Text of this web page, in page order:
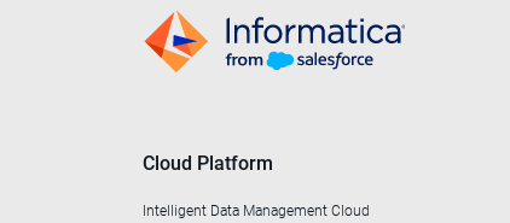
Cloud Platform
Intelligent Data Management Cloud